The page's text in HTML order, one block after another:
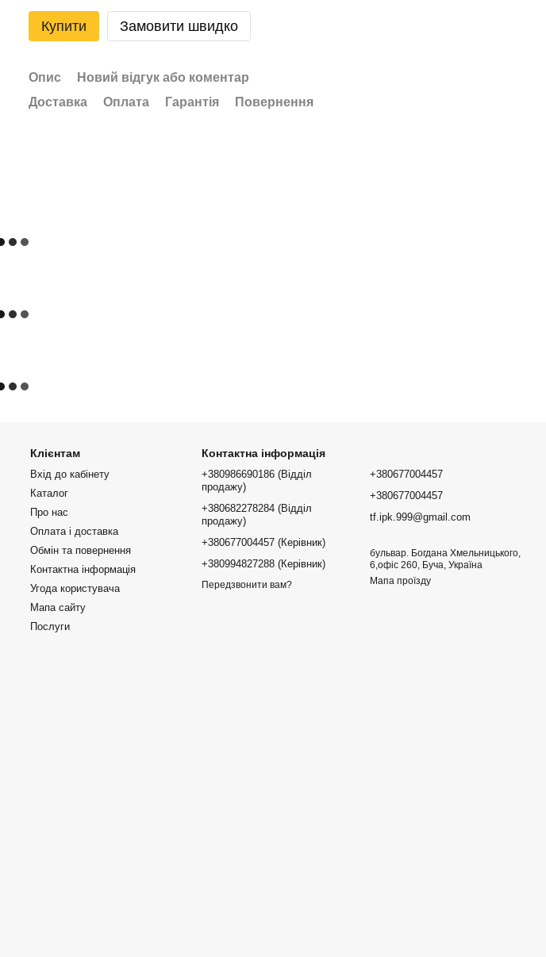
Купити Замовити швидко
Опис
Новий відгук або коментар
Доставка
Оплата Гарантія Повернення
Клієнтам
Вхід до кабінету
Каталог
Про нас
Оплата і доставка
Обмін та повернення
Контактна інформація
Угода користувача
Мапа сайту
Послуги
Контактна інформація
+380986690186 (Відділ
продажу)
+380682278284 (Відділ
продажу)
+380677004457 (Керівник)
+380994827288 (Керівник)
Передзвонити вам?
+380677004457
+380677004457
tf.ipk.999@gmail.com
бульвар. Богдана Хмельницького,
6,офіс 260, Буча, Україна
Мапа проїзду